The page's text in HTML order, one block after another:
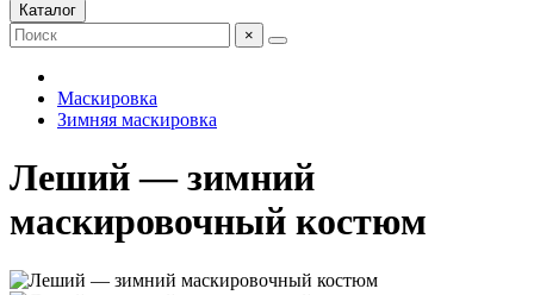
Каталог
×
Маскировка
Зимняя маскировка
Леший — зимний
маскировочный костюм